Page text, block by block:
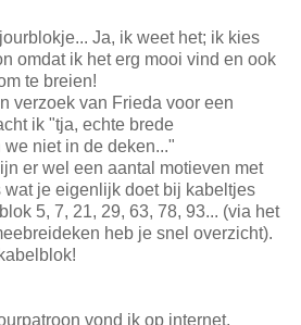
Ja, ik weet het; ik kies
omdat ik het erg mooi vind en ook
te breien!
verzoek van Frieda voor een
ik "tja, echte brede
niet in de deken..."
er wel een aantal motieven met
wat je eigenlijk doet bij kabeltjes
5, 7, 21, 29, 63, 78, 93... (via het
heb je snel overzicht).
vond ik op internet,